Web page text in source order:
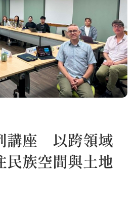
講座 以跨領域
民族空間與土地